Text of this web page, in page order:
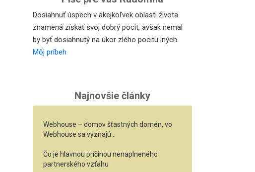
Dosiahnuť úspech v akejkoľvek oblasti života
znamená získať svoj dobrý pocit, avšak nemal
by byť dosiahnutý na úkor zlého pocitu iných.
Môj príbeh
Najnovšie články
Webhouse – domov šťastných domén, vo
Webhouse sa vyznajú…
Čo je hlavnou príčinou nenaplneného
partnerského vzťahu